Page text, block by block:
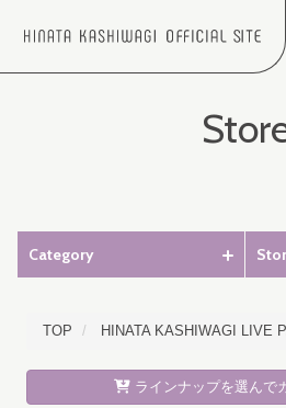
Category
TOP HINATA KASHIWAGI LIVE
ラインナップを選んで